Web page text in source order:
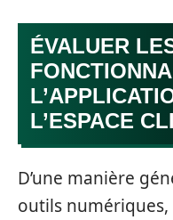
ÉVALUER
L’ESPACE
D’une manière
outils numériques,